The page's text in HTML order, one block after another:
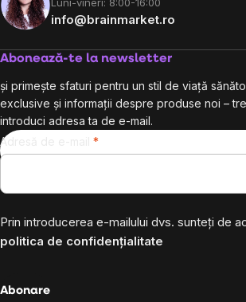
info@brainmarket.ro
Abonează-te la newsletter
și primește sfaturi pentru un stil de viață
exclusive și informații despre produse noi –
introduci adresa ta de e-mail.
Adresă de e-mail
Prin introducerea e-mailului dvs. sunteți de
politica de confidențialitate
Abonare